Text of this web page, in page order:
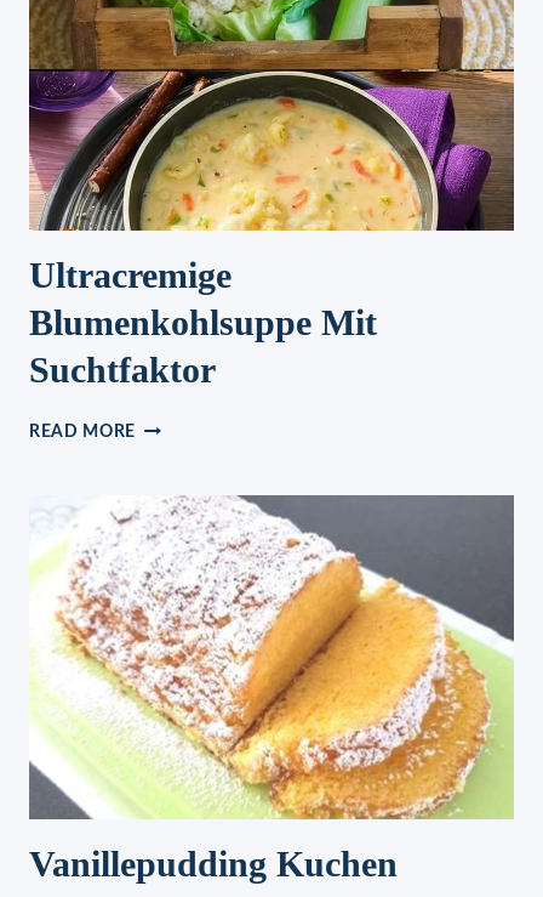
Ultracremige
Blumenkohlsuppe Mit
Suchtfaktor
READ MORE ULTRACREMIGE
SUCHTFAKTOR
Vanillepudding Kuchen